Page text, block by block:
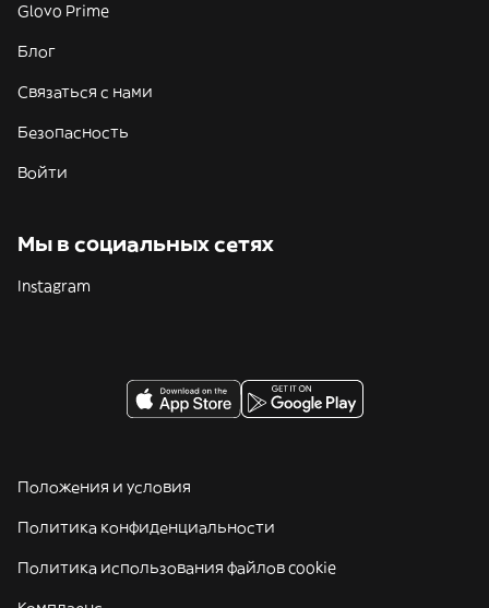
Glovo Prime
Блог
Связаться с нами
Безопасность
Войти
Мы в социальных сетях
Instagram
Положения и условия
Политика конфиденциальности
Политика использования файлов cookie